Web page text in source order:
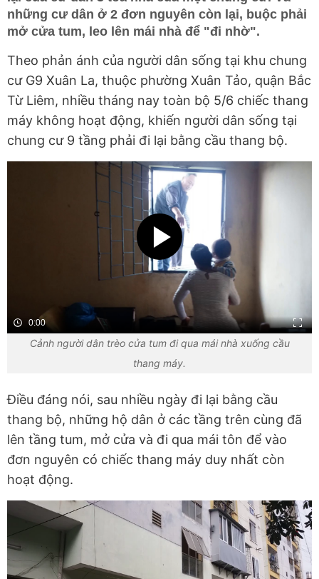
những cư dân ở 2 đơn nguyên còn lại, buộc phải
mở cửa tum, leo lên mái nhà để "đi nhờ".
Theo phản ánh của người dân sống tại khu chung
cư G9 Xuân La, thuộc phường Xuân Tảo, quận Bắc
Từ Liêm, nhiều tháng nay toàn bộ 5/6 chiếc thang
máy không hoạt động, khiến người dân sống tại
chung cư 9 tầng phải đi lại bằng cầu thang bộ.
0:00
Cảnh người dân trèo cửa tum đi qua mái nhà xuống cầu
thang máy.
Điều đáng nói, sau nhiều ngày đi lại bằng cầu
thang bộ, những hộ dân ở các tầng trên cùng đã
lên tầng tum, mở cửa và đi qua mái tôn để vào
đơn nguyên có chiếc thang máy duy nhất còn
hoạt động.